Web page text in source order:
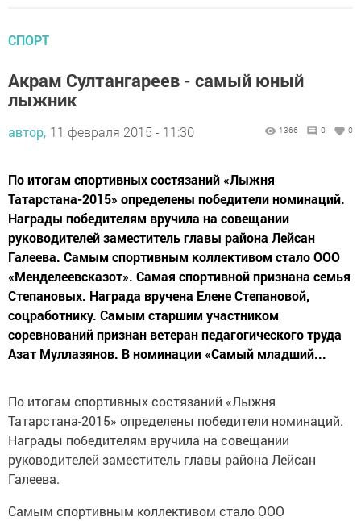
СПОРТ
Акрам Султангареев - самый юный
лыжник
автор, 11 февраля 2015 - 11:30 1366 0 0
По итогам спортивных состязаний «Лыжня
Татарстана-2015» определены победители номинаций.
Награды победителям вручила на совещании
руководителей заместитель главы района Лейсан
Галеева. Самым спортивным коллективом стало ООО
«Менделеевсказот». Самая спортивной признана семья
Степановых. Награда вручена Елене Степановой,
соцработнику. Самым старшим участником
соревнований признан ветеран педагогического труда
Азат Муллазянов. В номинации «Самый младший...
По итогам спортивных состязаний «Лыжня
Татарстана-2015» определены победители номинаций.
Награды победителям вручила на совещании
руководителей заместитель главы района Лейсан
Галеева.
Самым спортивным коллективом стало ООО